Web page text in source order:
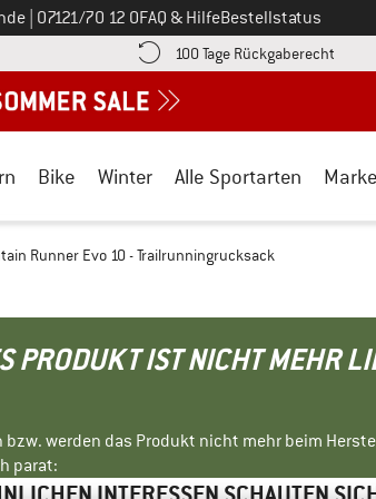
Ruf uns an unter
07121/70 12 0FAQ & HilfeBestellstatus
Infos hier! Öffnet sich in einer Infobox
100 Tage Rückgaberecht
Bike Winter Alle Sportarten
Runner Evo 10 - Trailrunningrucksack
PRODUKT IST NICHT MEHR
werden das Produkt nicht mehr beim
parat: